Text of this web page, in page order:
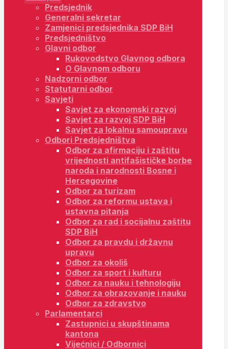
Predsjednik
Generalni sekretar
Zamjenici predsjednika SDP BiH
Predsjedništvo
Glavni odbor
Rukovodstvo Glavnog odbora
O Glavnom odboru
Nadzorni odbor
Statutarni odbor
Savjeti
Savjet za ekonomski razvoj
Savjet za razvoj SDP BiH
Savjet za lokalnu samoupravu
Odbori Predsjedništva
Odbor za afirmaciju i zaštitu
vrijednosti antifašističke borbe
naroda i narodnosti Bosne i
Hercegovine
Odbor za turizam
Odbor za reformu ustava i
ustavna pitanja
Odbor za rad i socijalnu zaštitu
SDP BiH
Odbor za pravdu i državnu
upravu
Odbor za okoliš
Odbor za sport i kulturu
Odbor za nauku i tehnologiju
Odbor za obrazovanje i nauku
Odbor za zdravstvo
Parlamentarci
Zastupnici u skupštinama
kantona
Vijećnici / Odbornici